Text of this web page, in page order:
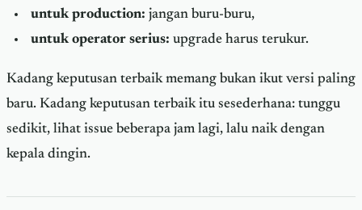
untuk production: jangan buru-buru,
untuk operator serius: upgrade harus terukur.
Kadang keputusan terbaik memang bukan ikut versi paling
baru. Kadang keputusan terbaik itu sesederhana: tunggu
sedikit, lihat issue beberapa jam lagi, lalu naik dengan
kepala dingin.